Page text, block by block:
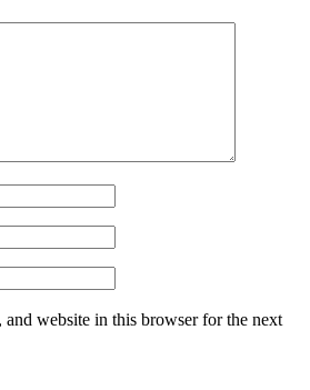
and website in this browser for the next